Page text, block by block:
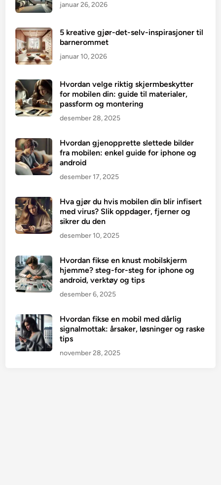
januar 26, 2026
5 kreative gjør-det-selv-inspirasjoner til
barnerommet
januar 10, 2026
Hvordan velge riktig skjermbeskytter
for mobilen din: guide til materialer,
passform og montering
desember 28, 2025
Hvordan gjenopprette slettede bilder
fra mobilen: enkel guide for iphone og
android
desember 17, 2025
Hva gjør du hvis mobilen din blir infisert
med virus? Slik oppdager, fjerner og
sikrer du den
desember 10, 2025
Hvordan fikse en knust mobilskjerm
hjemme? steg-for-steg for iphone og
android, verktøy og tips
desember 6, 2025
Hvordan fikse en mobil med dårlig
signalmottak: årsaker, løsninger og raske
tips
november 28, 2025